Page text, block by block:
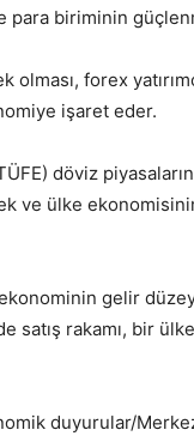
para biriminin
forex
işaret eder.
döviz
ve ülke
gelir
satış rakamı, bir
duyurular/